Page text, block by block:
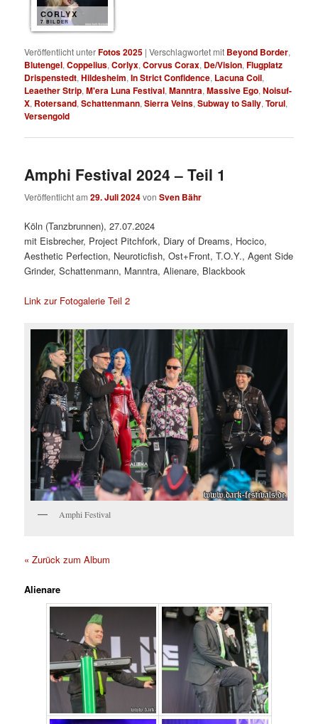
CORLYX
7 BILDER
Veröffentlicht unterFotos 2025 |Verschlagwortet mit Beyond Border,
Blutengel,Coppelius,Corlyx,Corvus Corax, De/Vision,Flugplatz
Drispenstedt,Hildesheim,In Strict Confidence, Lacuna Coil,
Leaether Strip,M'era Luna Festival,Manntra,Massive Ego,Noisuf-
X, Rotersand,Schattenmann,Sierra Veins,Subway to Sally,Torul,
Versengold
Amphi Festival 2024 – Teil 1
Veröffentlicht am29. Juli 2024vonSven Bähr
Köln (Tanzbrunnen), 27.07.2024
mit Eisbrecher, Project Pitchfork, Diary of Dreams, Hocico,
Aesthetic Perfection, Neuroticfish, Ost+Front, T.O.Y., Agent Side
Grinder, Schattenmann, Manntra, Alienare, Blackbook
Link zur Fotogalerie Teil 2
Amphi Festival
« Zurück zum Album
Alienare